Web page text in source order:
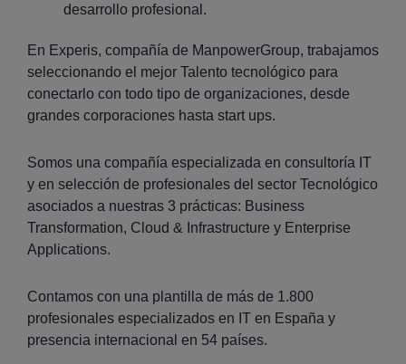
desarrollo profesional.
En Experis, compañía de ManpowerGroup, trabajamos
seleccionando el mejor Talento tecnológico para
conectarlo con todo tipo de organizaciones, desde
grandes corporaciones hasta start ups.
Somos una compañía especializada en consultoría IT
y en selección de profesionales del sector Tecnológico
asociados a nuestras 3 prácticas: Business
Transformation, Cloud & Infrastructure y Enterprise
Applications.
Contamos con una plantilla de más de 1.800
profesionales especializados en IT en España y
presencia internacional en 54 países.